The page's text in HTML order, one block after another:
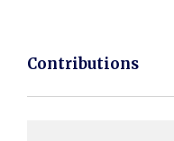
Contributions